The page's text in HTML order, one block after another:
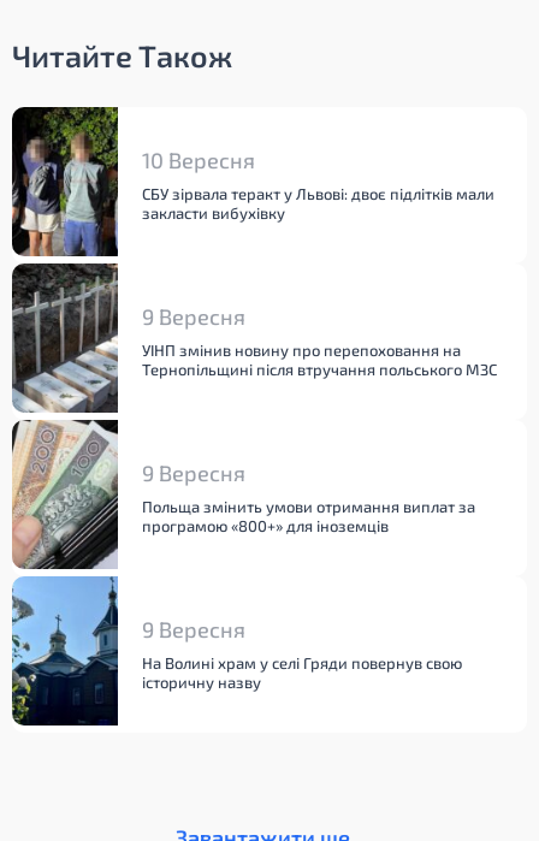
Читайте Також
10 Вересня
СБУ зірвала теракт у Львові: двоє підлітків мали
закласти вибухівку
9 Вересня
УІНП змінив новину про перепоховання на
Тернопільщині після втручання польського МЗС
9 Вересня
Польща змінить умови отримання виплат за
програмою «800+» для іноземців
9 Вересня
На Волині храм у селі Гряди повернув свою
історичну назву